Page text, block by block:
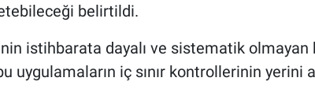
belirtildi.
istihbarata dayalı ve sistematik
uygulamaların iç sınır kontrollerinin yerini